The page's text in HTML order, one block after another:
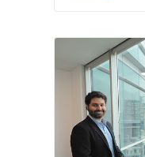
Producción
pasos
Pertuzé
para